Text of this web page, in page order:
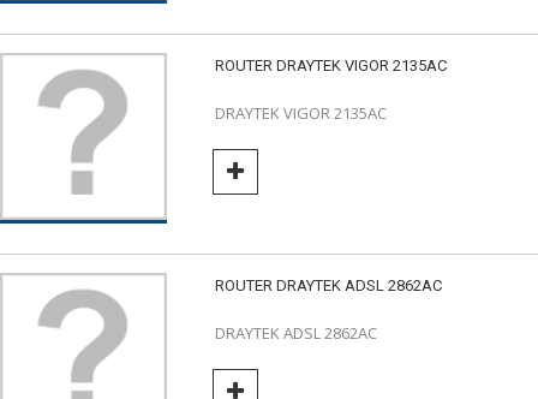
ROUTER DRAYTEK VIGOR 2135AC
DRAYTEK VIGOR 2135AC
ROUTER DRAYTEK ADSL 2862AC
DRAYTEK ADSL 2862AC